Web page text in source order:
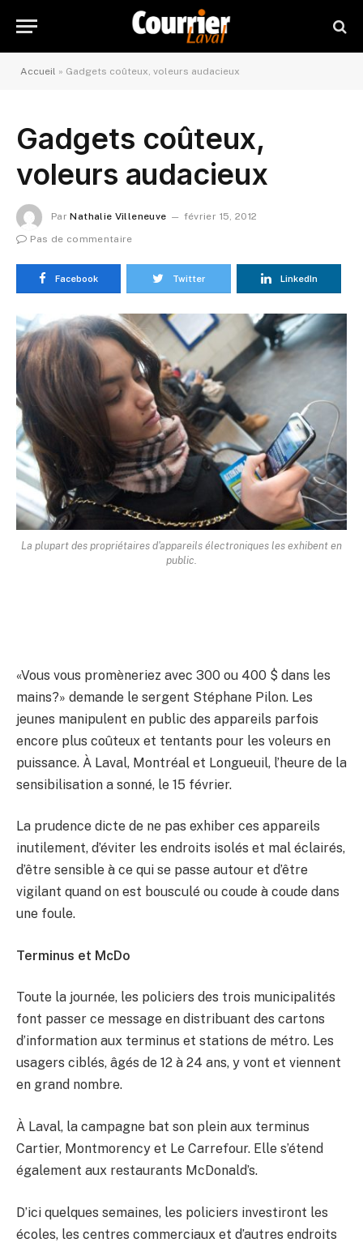
Accueil » Gadgets coûteux, voleurs audacieux
Gadgets coûteux,
voleurs audacieux
Par Nathalie Villeneuve
février 15, 2012
Pas de commentaire
Facebook Twitter LinkedIn
La plupart des propriétaires d'appareils électroniques les exhibent en
public.
«Vous vous promèneriez avec 300 ou 400 $ dans les
mains?» demande le sergent Stéphane Pilon. Les
jeunes manipulent en public des appareils parfois
encore plus coûteux et tentants pour les voleurs en
puissance. À Laval, Montréal et Longueuil, l’heure de la
sensibilisation a sonné, le 15 février.
La prudence dicte de ne pas exhiber ces appareils
inutilement, d’éviter les endroits isolés et mal éclairés,
d’être sensible à ce qui se passe autour et d’être
vigilant quand on est bousculé ou coude à coude dans
une foule.
Terminus et McDo
Toute la journée, les policiers des trois municipalités
font passer ce message en distribuant des cartons
d’information aux terminus et stations de métro. Les
usagers ciblés, âgés de 12 à 24 ans, y vont et viennent
en grand nombre.
À Laval, la campagne bat son plein aux terminus
Cartier, Montmorency et Le Carrefour. Elle s’étend
également aux restaurants McDonald’s.
D’ici quelques semaines, les policiers investiront les
écoles, les centres commerciaux et d’autres endroits